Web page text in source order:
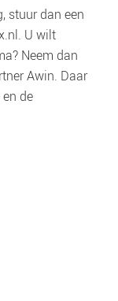
stuur dan een
U wilt
Neem dan
Awin. Daar
de